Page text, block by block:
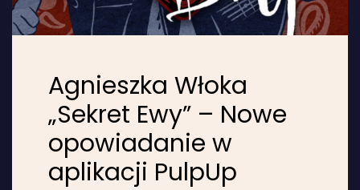
Agnieszka Włoka
„Sekret Ewy” – Nowe
opowiadanie w
aplikacji PulpUp